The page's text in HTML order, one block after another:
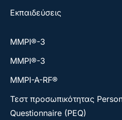
Εκπαιδεύσεις
ΜΜΡΙ®-3
ΜΜΡΙ®-3
MMPI-A-RF®
Τεστ προσωπικότητας
Questionnaire (PEQ)